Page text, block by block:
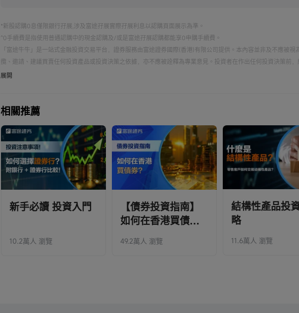
*新股認購0息僅限銀行孖展,涉及富途孖展實際孖展利息以認購頁面展示為準。
^0手續費是指使用普通認購中的現金認購及/或是富途孖展認購都能享0申購手續費。
「富途牛牛」是一站式金融投資交易平台，證券服務由富途證券國際(香港)有限公司提供。本內容並非及不應被視
攬、邀請、建議買賣任何投資產品或投資決策之依據，亦不應被詮釋為專業意見。投資者在作出任何投資決策前，
其風險以及有關法律、賦稅及會計觀點及所帶來的後果，並根據個人的情況決定投資是否切合個人的財政狀況及投
但不能證實上述內容的真實性、準確性和原創性，對此富途不做任何保證和承諾。
交易所官方網站查閱相關內容。以上內容僅供參考, 具體信息應以港交所招股文件所載為準, 申購前請仔細閱讀招股
展開
相關推薦
新手必讀 投資入門
10.2萬人 瀏覽
【債券投資指南】
如何在香港買債
券？
49.2萬人 瀏覽
結構性產品投
略
11.6萬人 瀏覽